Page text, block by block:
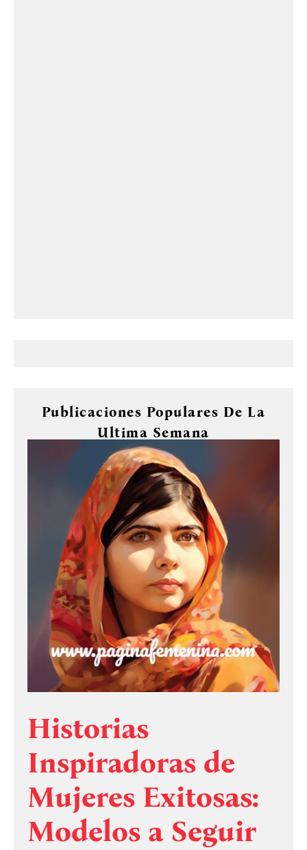
Publicaciones Populares De La
Ultima Semana
Historias
Inspiradoras de
Mujeres Exitosas:
Modelos a Seguir